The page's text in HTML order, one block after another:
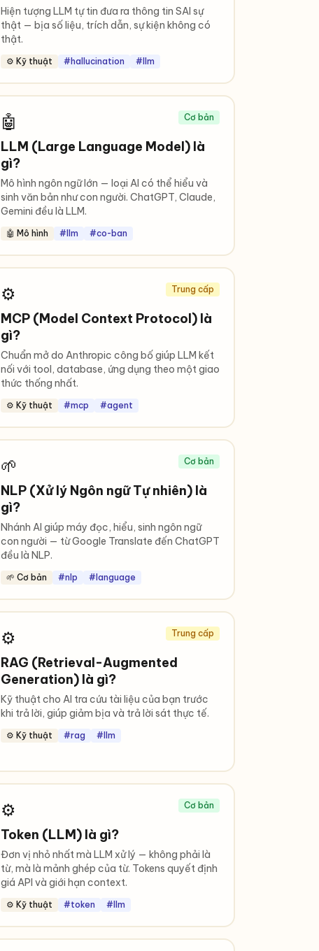
Hiện tượng LLM tự tin đưa ra thông tin SAI sự
thật — bịa số liệu, trích dẫn, sự kiện không có
thật.
⚙️ Kỹ thuật #hallucination #llm
🤖 Cơ bản
LLM (Large Language Model) là
gì?
Mô hình ngôn ngữ lớn — loại AI có thể hiểu và
sinh văn bản như con người. ChatGPT, Claude,
Gemini đều là LLM.
🤖 Mô hình #llm #co-ban
⚙️ Trung cấp
MCP (Model Context Protocol) là
gì?
Chuẩn mở do Anthropic công bố giúp LLM kết
nối với tool, database, ứng dụng theo một giao
thức thống nhất.
⚙️ Kỹ thuật #mcp #agent
🌱 Cơ bản
NLP (Xử lý Ngôn ngữ Tự nhiên) là
gì?
Nhánh AI giúp máy đọc, hiểu, sinh ngôn ngữ
con người — từ Google Translate đến ChatGPT
đều là NLP.
🌱 Cơ bản #nlp #language
⚙️ Trung cấp
RAG (Retrieval-Augmented
Generation) là gì?
Kỹ thuật cho AI tra cứu tài liệu của bạn trước
khi trả lời, giúp giảm bịa và trả lời sát thực tế.
⚙️ Kỹ thuật #rag #llm
⚙️ Cơ bản
Token (LLM) là gì?
Đơn vị nhỏ nhất mà LLM xử lý — không phải là
từ, mà là mảnh ghép của từ. Tokens quyết định
giá API và giới hạn context.
⚙️ Kỹ thuật #token #llm